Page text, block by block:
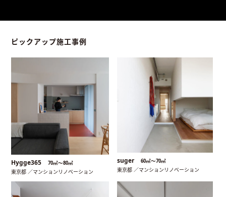
ピックアップ施工事例
Hygge365 70㎡〜80㎡
東京都 ／マンションリノベーション
suger 60㎡〜70㎡
東京都 ／マンションリノベーション